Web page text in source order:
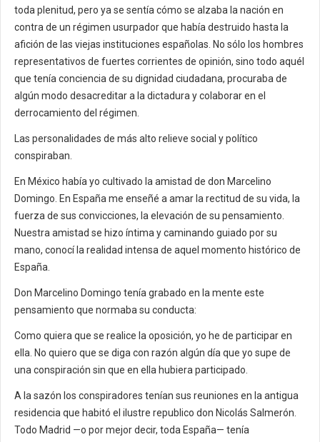
toda plenitud, pero ya se sentía cómo se alzaba la nación en
contra de un régimen usurpador que había destruido hasta la
afición de las viejas instituciones españolas. No sólo los hombres
representativos de fuertes corrientes de opinión, sino todo aquél
que tenía conciencia de su dignidad ciudadana, procuraba de
algún modo desacreditar a la dictadura y colaborar en el
derrocamiento del régimen.
Las personalidades de más alto relieve social y político
conspiraban.
En México había yo cultivado la amistad de don Marcelino
Domingo. En España me enseñé a amar la rectitud de su vida, la
fuerza de sus convicciones, la elevación de su pensamiento.
Nuestra amistad se hizo íntima y caminando guiado por su
mano, conocí la realidad intensa de aquel momento histórico de
España.
Don Marcelino Domingo tenía grabado en la mente este
pensamiento que normaba su conducta:
Como quiera que se realice la oposición, yo he de participar en
ella. No quiero que se diga con razón algún día que yo supe de
una conspiración sin que en ella hubiera participado.
A la sazón los conspiradores tenían sus reuniones en la antigua
residencia que habitó el ilustre republico don Nicolás Salmerón.
Todo Madrid —o por mejor decir, toda España— tenía